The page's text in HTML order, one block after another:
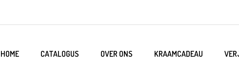
HOME CATALOGUS OVER ONS KRAAMCADEAU